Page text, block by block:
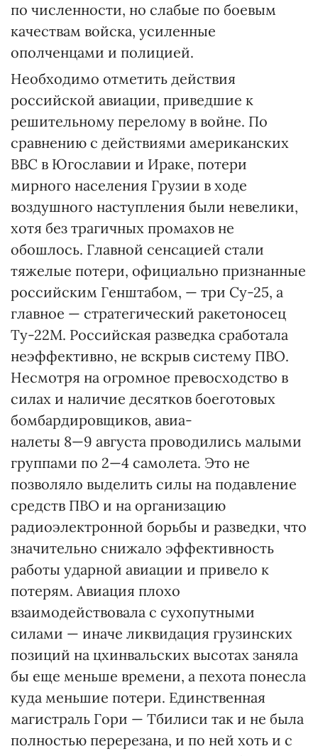
по численности, но слабые по боевым
качествам войска, усиленные
ополченцами и полицией.
Необходимо отметить действия
российской авиации, приведшие к
решительному перелому в войне. По
сравнению с действиями американских
ВВС в Югославии и Ираке, потери
мирного населения Грузии в ходе
воздушного наступления были невелики,
хотя без трагичных промахов не
обошлось. Главной сенсацией стали
тяжелые потери, официально признанные
российским Генштабом, — три Су-25, а
главное — стратегический ракетоносец
Ту-22М. Российская разведка сработала
неэффективно, не вскрыв систему ПВО.
Несмотря на огромное превосходство в
силах и наличие десятков боеготовых
бомбардировщиков, авиа-
налеты 8—9 августа проводились малыми
группами по 2—4 самолета. Это не
позволяло выделить силы на подавление
средств ПВО и на организацию
радиоэлектронной борьбы и разведки, что
значительно снижало эффективность
работы ударной авиации и привело к
потерям. Авиация плохо
взаимодействовала с сухопутными
силами — иначе ликвидация грузинских
позиций на цхинвальских высотах заняла
бы еще меньше времени, а пехота понесла
куда меньшие потери. Единственная
магистраль Гори — Тбилиси так и не была
полностью перерезана, и по ней хоть и с